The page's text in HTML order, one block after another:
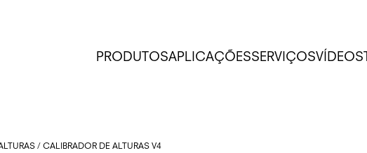
PRODUTOSAPLICAÇÕESSERVIÇOSVÍDEOS
/ CALIBRADOR DE ALTURAS V4